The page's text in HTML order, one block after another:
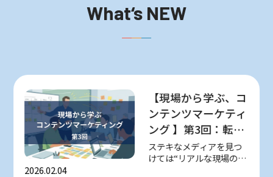
What‘s NEW
2026.02.04
【現場から学ぶ、コ
ンテンツマーケティ
ング 】第3回：転職
をゴールにしない！
やさしくて丁寧な求
ステキなメディアを見つ
けては“リアルな現場の知